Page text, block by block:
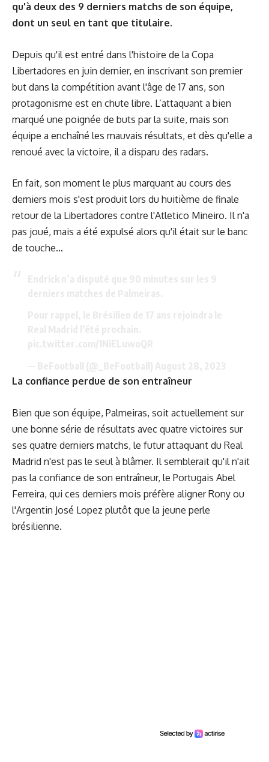
qu'à deux des 9 derniers matchs de son équipe,
dont un seul en tant que titulaire.
Depuis qu'il est entré dans l'histoire de la Copa
Libertadores en juin dernier, en inscrivant son premier
but dans la compétition avant l'âge de 17 ans, son
protagonisme est en chute libre. L’attaquant a bien
marqué une poignée de buts par la suite, mais son
équipe a enchaîné les mauvais résultats, et dès qu'elle a
renoué avec la victoire, il a disparu des radars.
En fait, son moment le plus marquant au cours des
derniers mois s'est produit lors du huitième de finale
retour de la Libertadores contre l'Atletico Mineiro. Il n'a
pas joué, mais a été expulsé alors qu'il était sur le banc
de touche…
La confiance perdue de son entraîneur
Bien que son équipe, Palmeiras, soit actuellement sur
une bonne série de résultats avec quatre victoires sur
ses quatre derniers matchs, le futur attaquant du Real
Madrid n'est pas le seul à blâmer. Il semblerait qu'il n'ait
pas la confiance de son entraîneur, le Portugais Abel
Ferreira, qui ces derniers mois préfère aligner Rony ou
l'Argentin José Lopez plutôt que la jeune perle
brésilienne.